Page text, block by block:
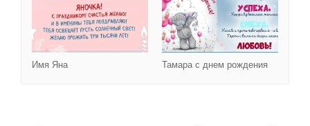
Имя Яна Тамара с днем рождения